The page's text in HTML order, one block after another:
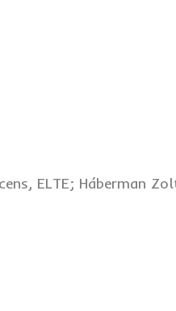
ELTE; Háberman